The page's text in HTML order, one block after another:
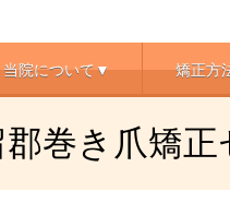
当院について▼ 矯正方
巻き爪矯正